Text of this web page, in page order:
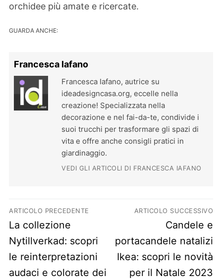
orchidee più amate e ricercate.
GUARDA ANCHE:
Francesca Iafano
Francesca Iafano, autrice su
ideadesigncasa.org, eccelle nella
creazione! Specializzata nella
decorazione e nel fai-da-te, condivide i
suoi trucchi per trasformare gli spazi di
vita e offre anche consigli pratici in
giardinaggio.
VEDI GLI ARTICOLI DI FRANCESCA IAFANO
Navigazione articoli
ARTICOLO PRECEDENTE
Previous post:
La collezione
Nytillverkad: scopri
le reinterpretazioni
audaci e colorate dei
ARTICOLO SUCCESSIVO
Next post:
Candele e
portacandele natalizi
Ikea: scopri le novità
per il Natale 2023